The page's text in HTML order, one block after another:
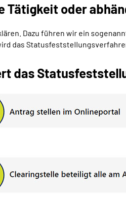
Tätigkeit oder
Dazu führen wir ein
das
das